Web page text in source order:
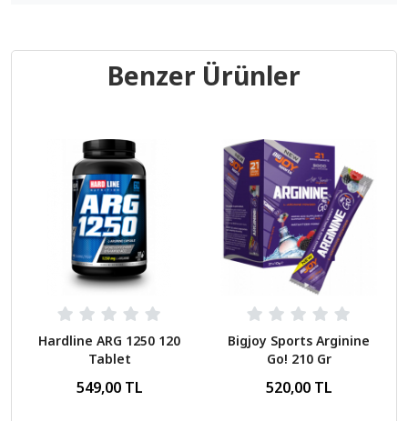
Benzer Ürünler
Hardline ARG 1250 120
Tablet
549,00 TL
Bigjoy Sports Arginine
Go! 210 Gr
520,00 TL